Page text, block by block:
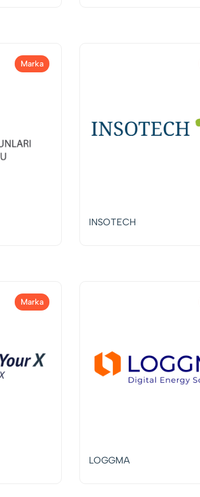
Marka
INSOTECH
Marka
LOGGMA